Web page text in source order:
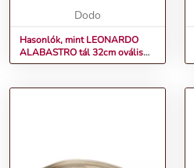
Dodo
Hasonlók, mint LEONARDO
ALABASTRO tál 32cm ovális
fehér